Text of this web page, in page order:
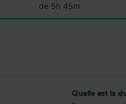
de 5h 45m
Quelle est la